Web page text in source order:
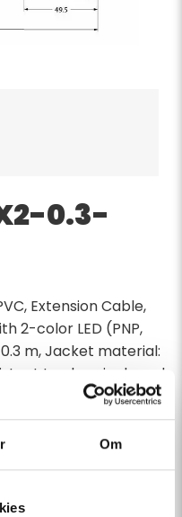
Om
0.3-
Extension Cable,
2-color LED (PNP,
m, Jacket material:
to chemicals and
to acids and alkaline
and hydrolysis, LABS
Protection
4-pin